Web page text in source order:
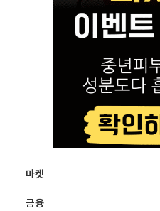
마켓
금융